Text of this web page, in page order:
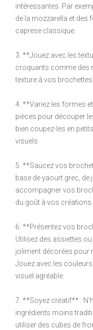
intéressantes. Par
de la mozzarella et des
caprese classique.
3. **Jouez avec les
croquants comme des
texture à vos brochettes.
4. **Variez les formes
pièces pour découper
bien coupez-les en
visuels.
5. **Saucez vos
base de yaourt grec, de
accompagner vos
du goût à vos créations.
6. **Présentez vos
Utilisez des assiettes
joliment décorées pour
Jouez avec les
visuel agréable.
7. **Soyez créatif** :
ingrédients moins
utiliser des cubes de